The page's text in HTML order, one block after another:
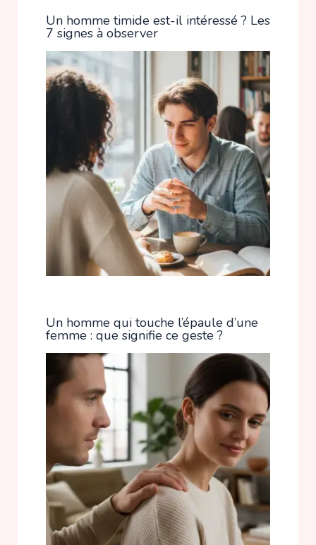
Un homme timide est-il intéressé ? Les
7 signes à observer
Un homme qui touche l’épaule d’une
femme : que signifie ce geste ?